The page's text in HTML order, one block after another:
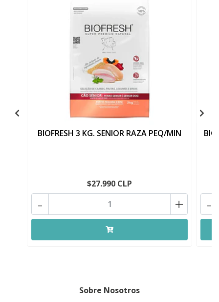
BIOFRESH 3 KG. SENIOR RAZA PEQ/MIN
$27.990 CLP
+
- -
Sobre Nosotros